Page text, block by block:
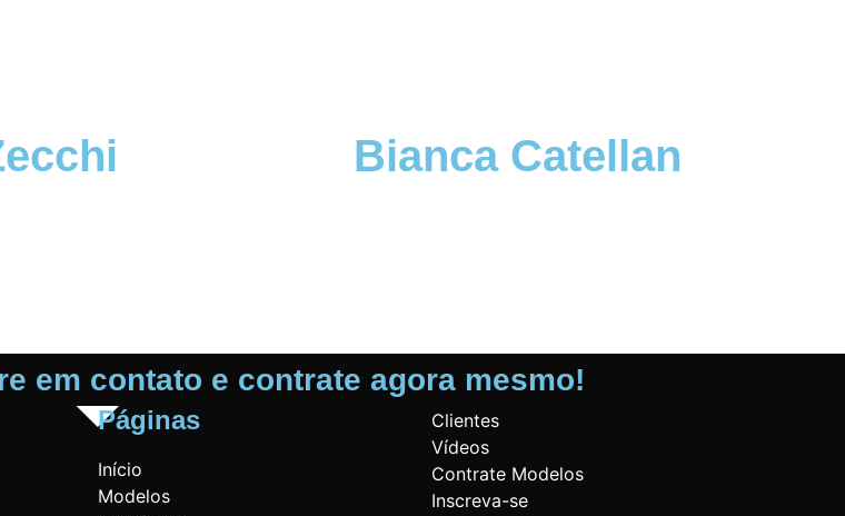
Bianca Catellan
em contato e contrate agora mesmo!
Páginas
Início
Modelos
Clientes
Vídeos
Contrate Modelos
Inscreva-se